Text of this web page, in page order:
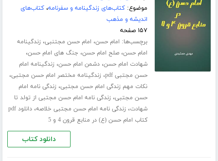
موضوع:کتاب‌های زندگینامه و سفرنامه،کتاب‌های
اندیشه و مذهب
۱۵۷ صفحه
برچسب‌ها: امام حسن، امام حسن مجتنبی، زندگینامه
امام حسن،صلح امام حسن، جنگ های امام حسن،
شهادت امام حسن،دشمن امام حسن، زندگینامه امام
حسن مجتبی pdf
، زندگینامه مختصر امام حسن مجتبی،
نکات مهم زندگی امام حسن مجتبی، زندگی نامه امام
حسن مجتبی، زندگی نامه امام حسن مجتبی از تولد تا
شهادت، زندگی نامه امام حسن مجتبی خلاصه،
دانلود pdf
کتاب امام حسن (ع) در منابع قرون 4 و 5
دانلود کتاب